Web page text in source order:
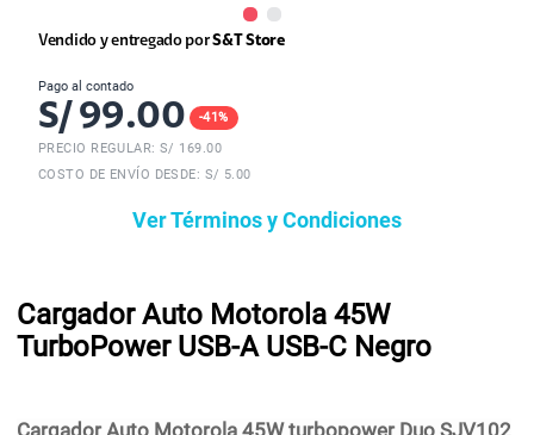
Vendido y entregado porS&T Store
Pago al contado
S/ 99.00 -41%
PRECIO REGULAR: S/ 169.00
COSTO DE ENVÍO DESDE: S/ 5.00
Ver Términos y Condiciones
Cargador Auto Motorola 45W
TurboPower USB-A USB-C Negro
Cargador Auto Motorola 45W turbopower Duo SJV102